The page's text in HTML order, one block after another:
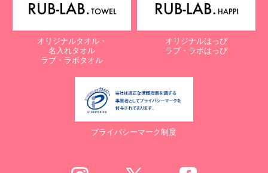
オリジナルタオル・
名入れタオル
ラブ・ラボタオル
オリジナルはっぴ
ラブ・ラボはっぴ
プライバシーマーク制度